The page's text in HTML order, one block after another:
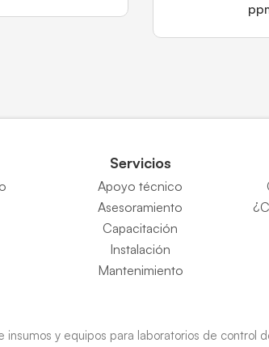
Servicios
Apoyo técnico
Asesoramiento
Capacitación
Instalación
Mantenimiento
y equipos para laboratorios de control